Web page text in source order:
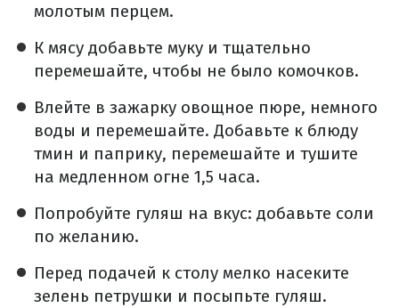
молотым перцем.
К мясу добавьте муку и тщательно
перемешайте, чтобы не было комочков.
Влейте в зажарку овощное пюре, немного
воды и перемешайте. Добавьте к блюду
тмин и паприку, перемешайте и тушите
на медленном огне 1,5 часа.
Попробуйте гуляш на вкус: добавьте соли
по желанию.
Перед подачей к столу мелко насеките
зелень петрушки и посыпьте гуляш.